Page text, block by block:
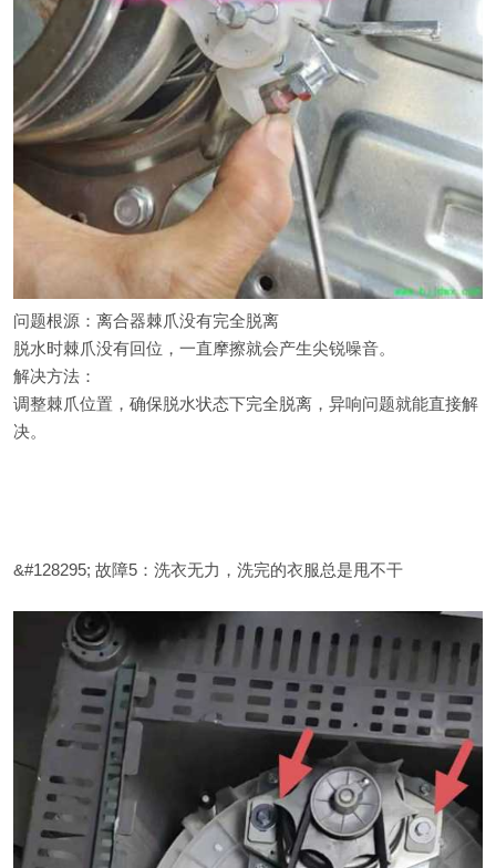
问题根源：离合器棘爪没有完全脱离
脱水时棘爪没有回位，一直摩擦就会产生尖锐噪音。
解决方法：
调整棘爪位置，确保脱水状态下完全脱离，异响问题就能直接解
决。
&#128295; 故障5：洗衣无力，洗完的衣服总是甩不干